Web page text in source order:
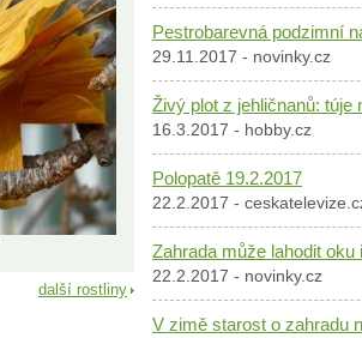
Pestrobarevná podzimní
29.11.2017 - novinky.cz
Živý plot z jehličnanů: túje
16.3.2017 - hobby.cz
Polopatě 19.2.2017
22.2.2017 -
Zahrada může lahodit oku
22.2.2017 - novinky.cz
V zimě starost o zahradu
další rostliny